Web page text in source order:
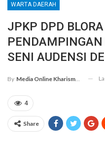
WARTA DAERAH
JPKP DPD
PENDAMPINGAN
SENI AUDENSI
By Media Online Kharismanews.id
4
Share